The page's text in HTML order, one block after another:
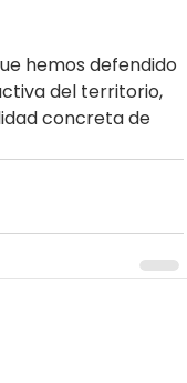
hemos defendido
del territorio,
concreta de